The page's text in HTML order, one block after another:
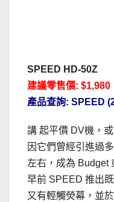
SPEED HD-50Z
建議零售價: $1,980
產品查詢: SPEED
講 起平價 DV機，
因它們曾經引進過
左右，成為 Budget
早前 SPEED 推出
又有輕觸熒幕，並